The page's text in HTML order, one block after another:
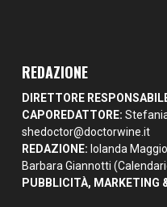
REDAZIONE
DIRETTORE
CAPOREDATTORE:
shedoctor@doctorwine.it
REDAZIONE: Iolanda
Barbara Giannotti
PUBBLICITÀ, MARKETING